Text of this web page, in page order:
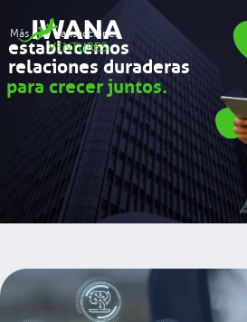
Más que transacciones,
establecemos
relaciones duraderas
para crecer juntos.